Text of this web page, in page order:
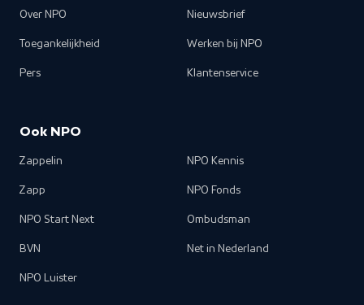
Over NPO
Toegankelijkheid
Pers
Nieuwsbrief
Werken bij NPO
Klantenservice
Ook NPO
Zappelin
Zapp
NPO Start Next
BVN
NPO Luister
NPO Kennis
NPO Fonds
Ombudsman
Net in Nederland